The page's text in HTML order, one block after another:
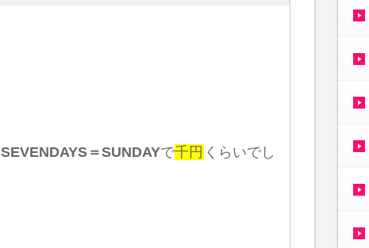
SEVENDAYS＝SUNDAYで千円 くらいでし